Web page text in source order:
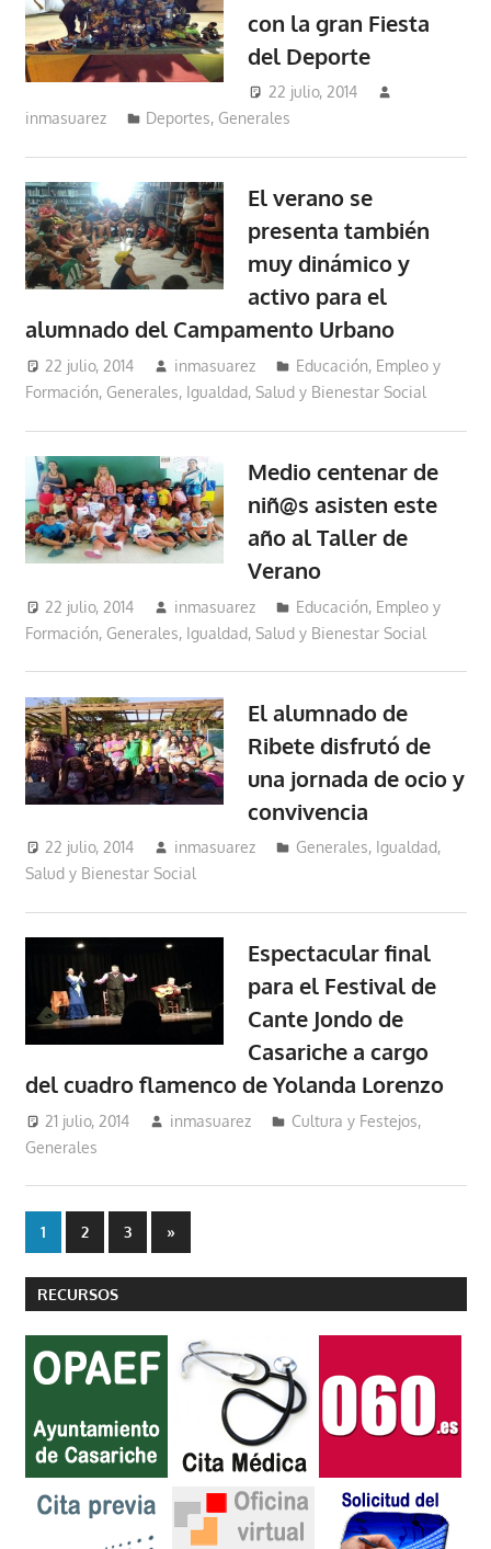
con la gran Fiesta
del Deporte
22 julio, 2014
inmasuarez
Deportes, Generales
El verano se
presenta también
muy dinámico y
activo para el
alumnado del Campamento Urbano
22 julio, 2014 inmasuarez
Educación, Empleo y
Formación, Generales, Igualdad, Salud y Bienestar Social
Medio centenar de
niñ@s asisten este
año al Taller de
Verano
22 julio, 2014 inmasuarez
Educación, Empleo y
Formación, Generales, Igualdad, Salud y Bienestar Social
El alumnado de
Ribete disfrutó de
una jornada de ocio y
convivencia
22 julio, 2014 inmasuarez Generales, Igualdad,
Salud y Bienestar Social
Espectacular final
para el Festival de
Cante Jondo de
Casariche a cargo
del cuadro flamenco de Yolanda Lorenzo
21 julio, 2014 inmasuarez Cultura y Festejos,
Generales
Paginación
de
entradas
1 2 3
Entradas
siguientes
»
RECURSOS